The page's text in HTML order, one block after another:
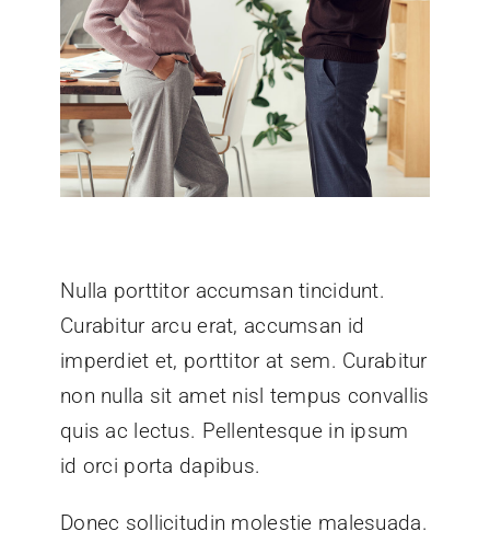
Nulla porttitor accumsan tincidunt.
Curabitur arcu erat, accumsan id
imperdiet et, porttitor at sem. Curabitur
non nulla sit amet nisl tempus convallis
quis ac lectus. Pellentesque in ipsum
id orci porta dapibus.
Donec sollicitudin molestie malesuada.